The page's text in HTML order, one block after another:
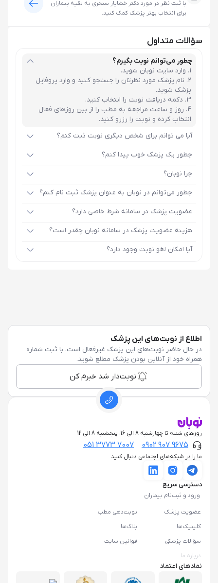
با ثبت نظر در مورد دکتر خشایار سنجری به بقیه بیماران
برای انتخاب بهتر پزشک کمک کنید.
سؤالات متداول
چطور می‌توانم نوبت بگیرم؟
وارد سایت نوبان شوید.
نام پزشک مورد نظرتان را جستجو کنید و وارد پروفایل
پزشک شوید.
دکمه دریافت نوبت را انتخاب کنید.
روز و ساعت مراجعه به مطب را از بین روزهای فعال
انتخاب کرده و نوبت را رزرو کنید.
آیا می توانم برای شخص دیگری نوبت ثبت کنم؟
چطور یک پزشک خوب پیدا کنم؟
چرا نوبان؟
چطور می‌توانم در نوبان به عنوان پزشک ثبت نام کنم؟
عضویت پزشک در سامانه شرط خاصی دارد؟
هزینه عضویت پزشک در سامانه نوبان چقدر است؟
آیا امکان لغو نوبت وجود دارد؟
اطلاع از نوبت‌های این پزشک
در حال حاضر نوبت‌های این پزشک غیرفعال است. با ثبت شماره
همراه خود از آنلاین بودن پزشک مطلع شوید.
نوبت‌دار شد خبرم کن
روزهای شنبه تا چهارشنبه 8 الی 16، پنجشنبه 8 الی 12
0902 907 9675
051 3773 7007
ما را در شبکه‌های اجتماعی دنبال کنید
دسترسی سریع
ورود و ثبت‌نام بیماران
عضویت پزشک
نوبت‌دهی مطب
کلینیک‌ها
بلاگ‌ها
سؤالات پزشکی
قوانین سایت
درباره ما
نمادهای اعتماد